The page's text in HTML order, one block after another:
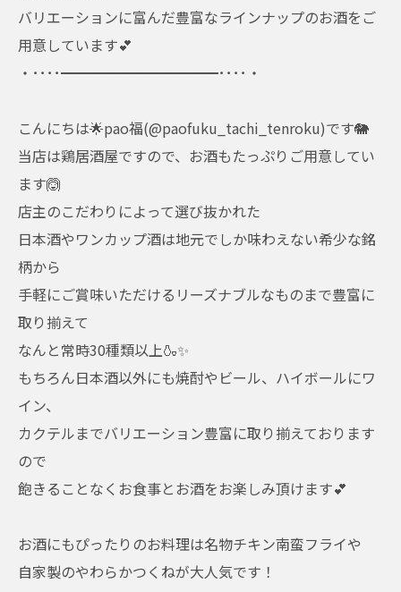
バリエーションに富んだ豊富なラインナップのお酒をご
用意しています💕
・････━━━━━━━━━━━････・
こんにちは🌟pao福(@paofuku_tachi_tenroku)です🐘
当店は鶏居酒屋ですので、お酒もたっぷりご用意してい
ます🙆
店主のこだわりによって選び抜かれた
日本酒やワンカップ酒は地元でしか味わえない希少な銘
柄から
手軽にご賞味いただけるリーズナブルなものまで豊富に
取り揃えて
なんと常時30種類以上🍶✨
もちろん日本酒以外にも焼酎やビール、ハイボールにワ
イン、
カクテルまでバリエーション豊富に取り揃えております
ので
飽きることなくお食事とお酒をお楽しみ頂けます💕
お酒にもぴったりのお料理は名物チキン南蛮フライや
自家製のやわらかつくねが大人気です！